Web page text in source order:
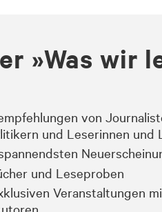
»Was wir
von
und Leserinnen und
und Leseproben
Veranstaltungen